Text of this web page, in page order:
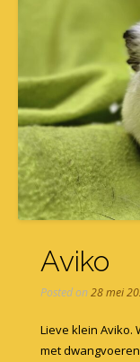
Aviko
Posted on28 mei
Lieve klein Aviko.
met